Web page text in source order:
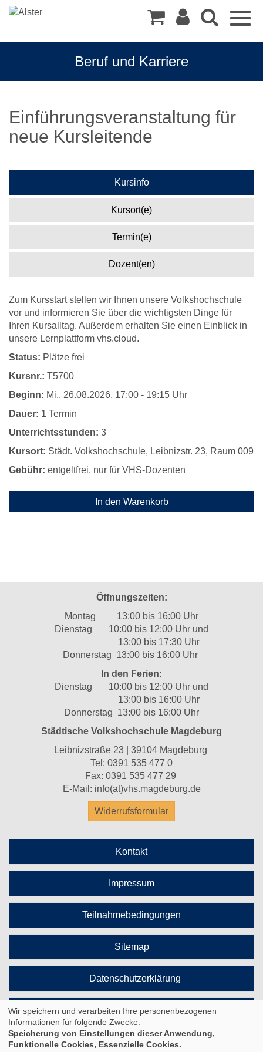
Beruf und Karriere
Einführungsveranstaltung für
neue Kursleitende
Kursinfo
Kursort(e)
Termin(e)
Dozent(en)
Zum Kursstart stellen wir Ihnen unsere Volkshochschule
vor und informieren Sie über die wichtigsten Dinge für
Ihren Kursalltag. Außerdem erhalten Sie einen Einblick in
unsere Lernplattform vhs.cloud.
Status: Plätze frei
Kursnr.: T5700
Beginn: Mi., 26.08.2026, 17:00 - 19:15 Uhr
Dauer: 1 Termin
Unterrichtsstunden: 3
Kursort: Städt. Volkshochschule, Leibnizstr. 23, Raum 009
Gebühr: entgeltfrei, nur für VHS-Dozenten
In den Warenkorb
Öffnungszeiten:
Montag 13:00 bis 16:00 Uhr
Dienstag 10:00 bis 12:00 Uhr und
13:00 bis 17:30 Uhr
Donnerstag 13:00 bis 16:00 Uhr
In den Ferien:
Dienstag 10:00 bis 12:00 Uhr und
13:00 bis 16:00 Uhr
Donnerstag 13:00 bis 16:00 Uhr
Städtische Volkshochschule Magdeburg
Leibnizstraße 23 | 39104 Magdeburg
Tel: 0391 535 477 0
Fax: 0391 535 477 29
E-Mail: info(at)vhs.magdeburg.de
Widerrufsformular
Kontakt
Impressum
Teilnahmebedingungen
Sitemap
Datenschutzerklärung
Cookie Einstellungen
Wir speichern und verarbeiten Ihre personenbezogenen
Informationen für folgende Zwecke:
Speicherung von Einstellungen dieser Anwendung,
Funktionelle Cookies, Essenzielle Cookies.